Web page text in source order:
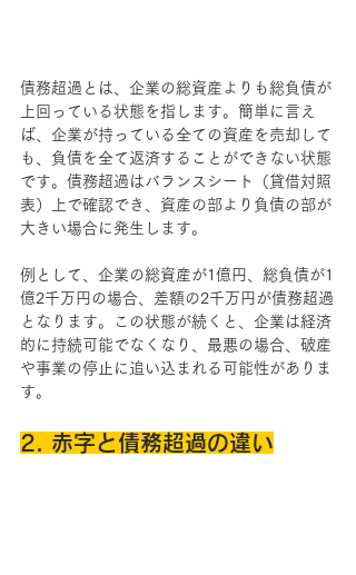
債務超過とは、企業の総資産よりも総負債が
上回っている状態を指します。簡単に言え
ば、企業が持っている全ての資産を売却して
も、負債を全て返済することができない状態
です。債務超過はバランスシート（貸借対照
表）上で確認でき、資産の部より負債の部が
大きい場合に発生します。
例として、企業の総資産が1億円、総負債が1
億2千万円の場合、差額の2千万円が債務超過
となります。この状態が続くと、企業は経済
的に持続可能でなくなり、最悪の場合、破産
や事業の停止に追い込まれる可能性がありま
す。
2. 赤字と債務超過の違い